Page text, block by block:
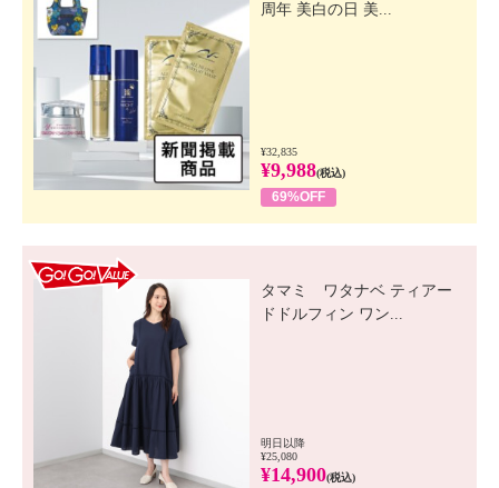
周年 美白の日 美...
¥32,835
¥9,988(税込)
69%OFF
タマミ ワタナベ ティアー
ドドルフィン ワン...
明日以降
¥25,080
¥14,900(税込)